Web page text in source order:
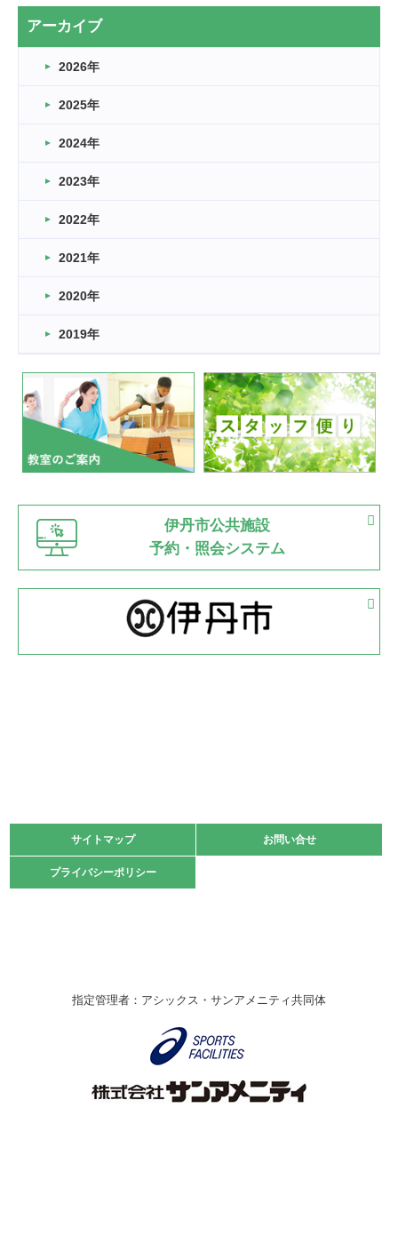
2026.03.20
なぎなた
2026.03.16
車いすバスケとRくんのお話
卒業・卒園の季節★
2026.03.11
緑ケ丘体育館
2022.11.03
緑ケ丘体育館
いたっぼーる大会☆彡
緑ケ丘体育館
2022.07.03
市内総合体育大会が開始
緑ケ丘体育館 猪名川運動広場
古池運動広場
2022.06.12
県知事杯争奪バレーボール大会が開催
緑ケ丘体育館
2022.05.05
体育協会長杯 バドミントン競技の部
2022.05.22
緑ケ丘体育館
2021.10.23
卓球選手権大会ラージボールの部開催☆
伊丹市総合体育大会 バレーボール大会が開催されました
なわとびイベントを開催しました！
アーカイブ
2026年
2025年
2024年
2023年
2022年
2021年
2020年
2019年
伊丹市公共施設
予約・照会システム
サイトマップ お問い合せ
プライバシーポリシー
サイトマップ お問い合せ
プライバシーポリシー
指定管理者：アシックス・サンアメニティ共同体